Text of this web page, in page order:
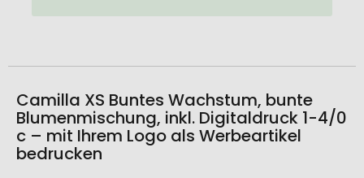
Camilla XS Buntes Wachstum, bunte
Blumenmischung, inkl. Digitaldruck 1-4/0
c – mit Ihrem Logo als Werbeartikel
bedrucken